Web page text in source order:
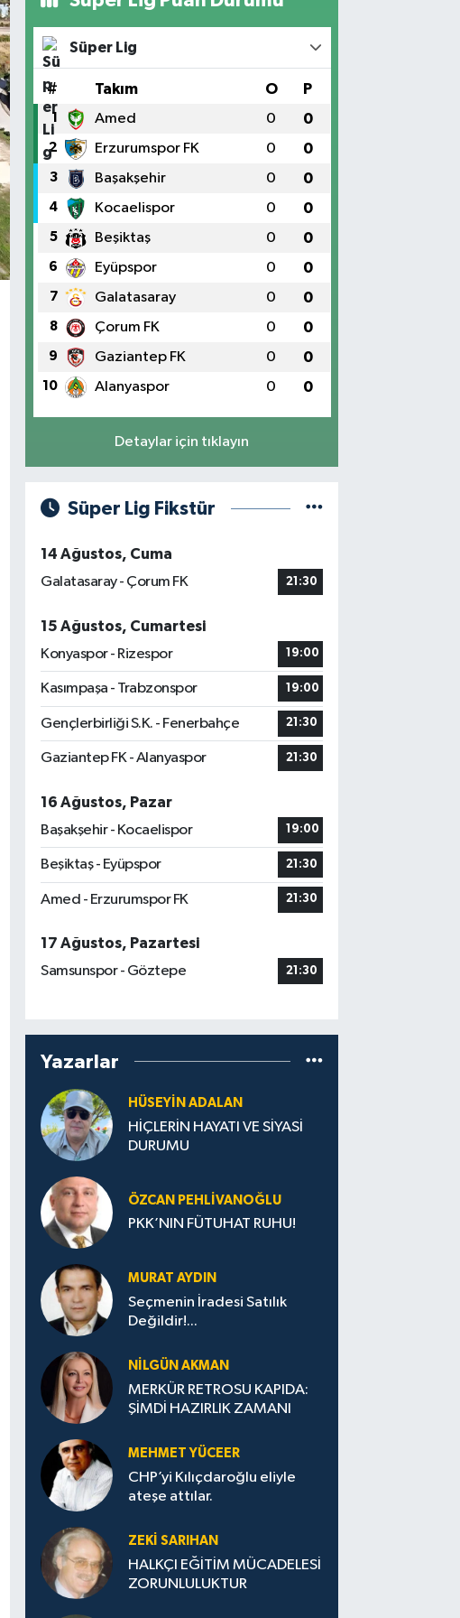
Süper Lig
# Takım O P
1 Amed 0 0
2 Erzurumspor FK 0 0
3 Başakşehir 0 0
4 Kocaelispor 0 0
5 Beşiktaş 0 0
6 Eyüpspor 0 0
7 Galatasaray 0 0
8 Çorum FK 0 0
9 Gaziantep FK 0 0
10 Alanyaspor 0 0
Detaylar için tıklayın
Süper Lig Fikstür
14 Ağustos, Cuma
Galatasaray - Çorum FK
21:30
15 Ağustos, Cumartesi
Konyaspor - Rizespor
19:00
Kasımpaşa - Trabzonspor 19:00
Gençlerbirliği S.K. - Fenerbahçe 21:30
Gaziantep FK - Alanyaspor 21:30
16 Ağustos, Pazar
Başakşehir - Kocaelispor
19:00
Beşiktaş - Eyüpspor 21:30
Amed - Erzurumspor FK 21:30
17 Ağustos, Pazartesi
Samsunspor - Göztepe
21:30
Yazarlar
HÜSEYIN ADALAN
HİÇLERİN HAYATI VE SİYASİ
DURUMU
ÖZCAN PEHLIVANOĞLU
PKK’NIN FÜTUHAT RUHU!
MURAT AYDIN
Seçmenin İradesi Satılık
Değildir!...
NILGÜN AKMAN
MERKÜR RETROSU KAPIDA:
ŞİMDİ HAZIRLIK ZAMANI
MEHMET YÜCEER
CHP’yi Kılıçdaroğlu eliyle
ateşe attılar.
ZEKI SARIHAN
HALKÇI EĞİTİM MÜCADELESİ
ZORUNLULUKTUR